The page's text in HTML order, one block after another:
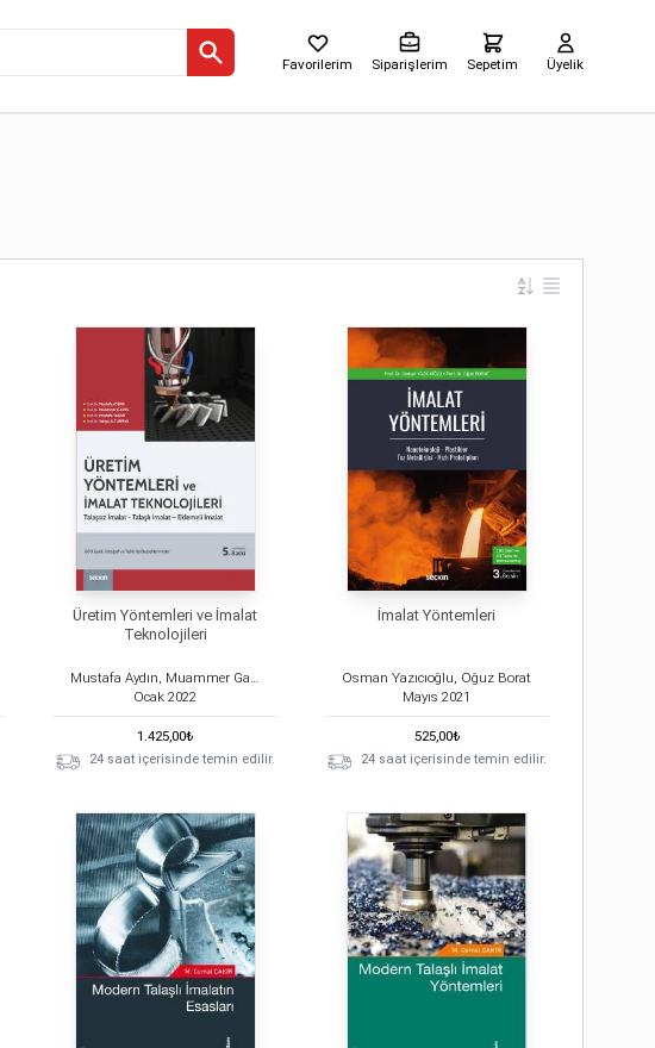
Favorilerim Siparişlerim Sepetim Üyelik
Üretim Yöntemleri ve İmalat
Teknolojileri
Ocak 2022
1.425,00₺
24 saat içerisinde temin edilir.
İmalat Yöntemleri
Osman Yazıcıoğlu, Oğuz Borat
Mayıs 2021
525,00₺
24 saat içerisinde temin edilir.